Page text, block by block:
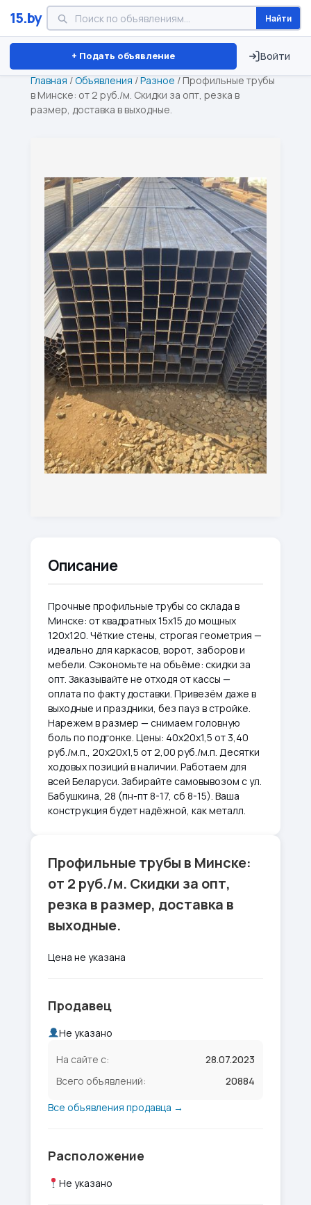
15.by Найти
+ Подать объявление Войти
Минск Витебск Брест ⏱ ТОЛЬКО 15 ДНЕЙ
Главная /Объявления /Разное / Профильные трубы
в Минске: от 2 руб./м. Скидки за опт, резка в
размер, доставка в выходные.
Описание
Прочные профильные трубы со склада в
Минске: от квадратных 15х15 до мощных
120х120. Чёткие стены, строгая геометрия —
идеально для каркасов, ворот, заборов и
мебели. Сэкономьте на объёме: скидки за
опт. Заказывайте не отходя от кассы —
оплата по факту доставки. Привезём даже в
выходные и праздники, без пауз в стройке.
Нарежем в размер — снимаем головную
боль по подгонке. Цены: 40х20х1,5 от 3,40
руб./м.п., 20х20х1,5 от 2,00 руб./м.п. Десятки
ходовых позиций в наличии. Работаем для
всей Беларуси. Забирайте самовывозом с ул.
Бабушкина, 28 (пн-пт 8-17, сб 8-15). Ваша
конструкция будет надёжной, как металл.
Профильные трубы в Минске:
от 2 руб./м. Скидки за опт,
резка в размер, доставка в
выходные.
Цена не указана
Продавец
Не указано
На сайте с:
28.07.2023
Всего объявлений:
20884
Все объявления продавца →
Расположение
Не указано